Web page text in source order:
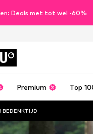
Deals met tot wel -60%
Premium Top
BEDENKTIJD